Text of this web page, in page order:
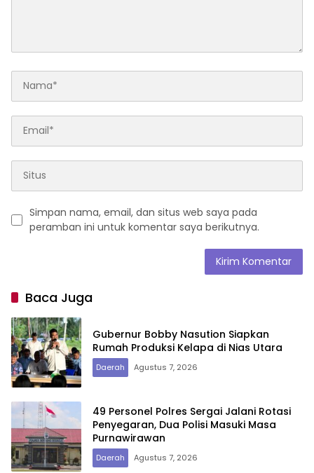
Simpan nama, email, dan situs web saya pada
peramban ini untuk komentar saya berikutnya.
Baca Juga
Gubernur Bobby Nasution Siapkan
Rumah Produksi Kelapa di Nias Utara
Daerah Agustus 7, 2026
49 Personel Polres Sergai Jalani Rotasi
Penyegaran, Dua Polisi Masuki Masa
Purnawirawan
Daerah Agustus 7, 2026